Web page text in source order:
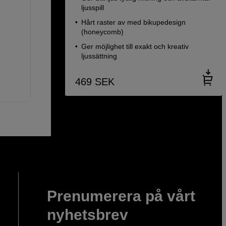
ljusspill
Hårt raster av med bikupedesign
(honeycomb)
Ger möjlighet till exakt och kreativ
ljussättning
469 SEK
Prenumerera på vårt
nyhetsbrev